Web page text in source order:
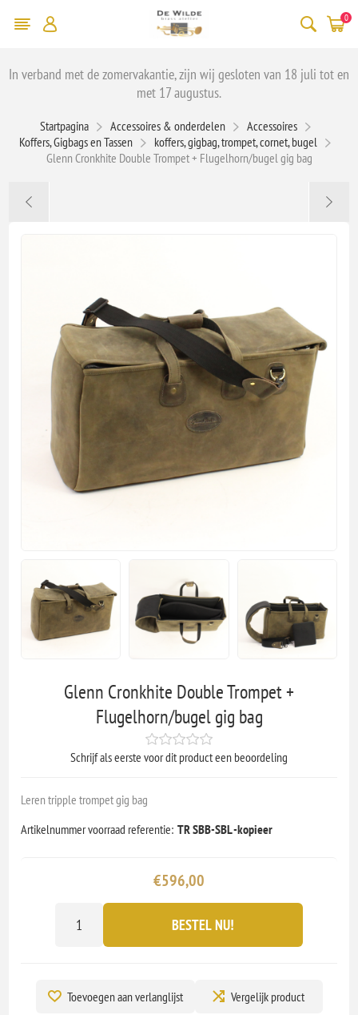
0
In verband met de zomervakantie, zijn wij gesloten van 18 juli tot en
met 17 augustus.
Startpagina Accessoires & onderdelen
Accessoires
Koffers, Gigbags en Tassen
koffers, gigbag, trompet, cornet, bugel
Glenn Cronkhite Double Trompet + Flugelhorn/bugel gig bag
Glenn Cronkhite Double Trompet +
Flugelhorn/bugel gig bag
Schrijf als eerste voor dit product een beoordeling
Leren tripple trompet gig bag
Artikelnummer voorraad referentie: TR SBB-SBL -kopieer
€596,00
BESTEL NU!
Toevoegen aan verlanglijst Vergelijk product